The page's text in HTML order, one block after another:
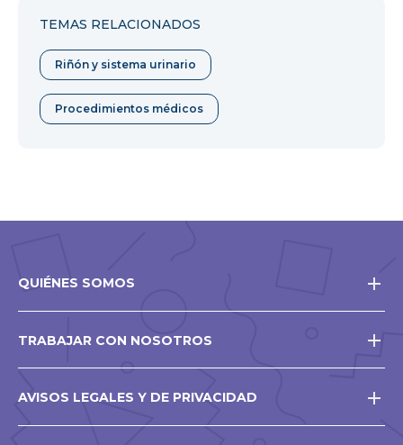
TEMAS RELACIONADOS
Riñón y sistema urinario
Procedimientos médicos
QUIÉNES SOMOS
TRABAJAR CON NOSOTROS
AVISOS LEGALES Y DE PRIVACIDAD